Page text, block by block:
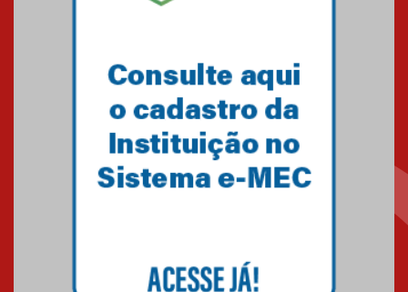
Primeiro culto do ano ressalta o
27.02.2026